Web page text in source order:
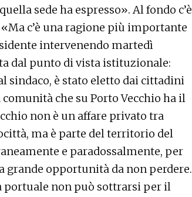
sede ha espresso». Al fondo c’è
c’è una ragione più importante
intervenendo martedì
dal punto di vista istituzionale:
sindaco, è stato eletto dai cittadini
che su Porto Vecchio ha il
non è un affare privato tra
ma è parte del territorio del
e paradossalmente, per
grande opportunità da non perdere.
portuale non può sottrarsi per il